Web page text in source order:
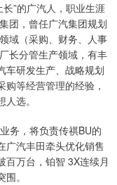
”的广汽人，职业生涯
团，曾任广汽集团规划
域（采购、财务、人事
长分管生产领域，有丰
车研发生产、战略规划
等经营管理的经验，
选。
务，将负责传祺BU的
广汽丰田牵头优化销售
百万台，铂智 3X连续月
。